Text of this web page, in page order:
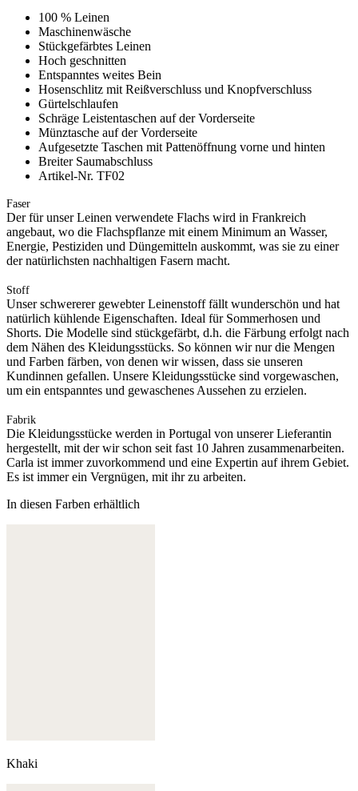
100 % Leinen
Maschinenwäsche
Stückgefärbtes Leinen
Hoch geschnitten
Entspanntes weites Bein
Hosenschlitz mit Reißverschluss und Knopfverschluss
Gürtelschlaufen
Schräge Leistentaschen auf der Vorderseite
Münztasche auf der Vorderseite
Aufgesetzte Taschen mit Pattenöffnung vorne und hinten
Breiter Saumabschluss
Artikel-Nr. TF02
Faser
Der für unser Leinen verwendete Flachs wird in Frankreich
angebaut, wo die Flachspflanze mit einem Minimum an Wasser,
Energie, Pestiziden und Düngemitteln auskommt, was sie zu einer
der natürlichsten nachhaltigen Fasern macht.
Stoff
Unser schwererer gewebter Leinenstoff fällt wunderschön und hat
natürlich kühlende Eigenschaften. Ideal für Sommerhosen und
Shorts. Die Modelle sind stückgefärbt, d.h. die Färbung erfolgt nach
dem Nähen des Kleidungsstücks. So können wir nur die Mengen
und Farben färben, von denen wir wissen, dass sie unseren
Kundinnen gefallen. Unsere Kleidungsstücke sind vorgewaschen,
um ein entspanntes und gewaschenes Aussehen zu erzielen.
Fabrik
Die Kleidungsstücke werden in Portugal von unserer Lieferantin
hergestellt, mit der wir schon seit fast 10 Jahren zusammenarbeiten.
Carla ist immer zuvorkommend und eine Expertin auf ihrem Gebiet.
Es ist immer ein Vergnügen, mit ihr zu arbeiten.
In diesen Farben erhältlich
Khaki